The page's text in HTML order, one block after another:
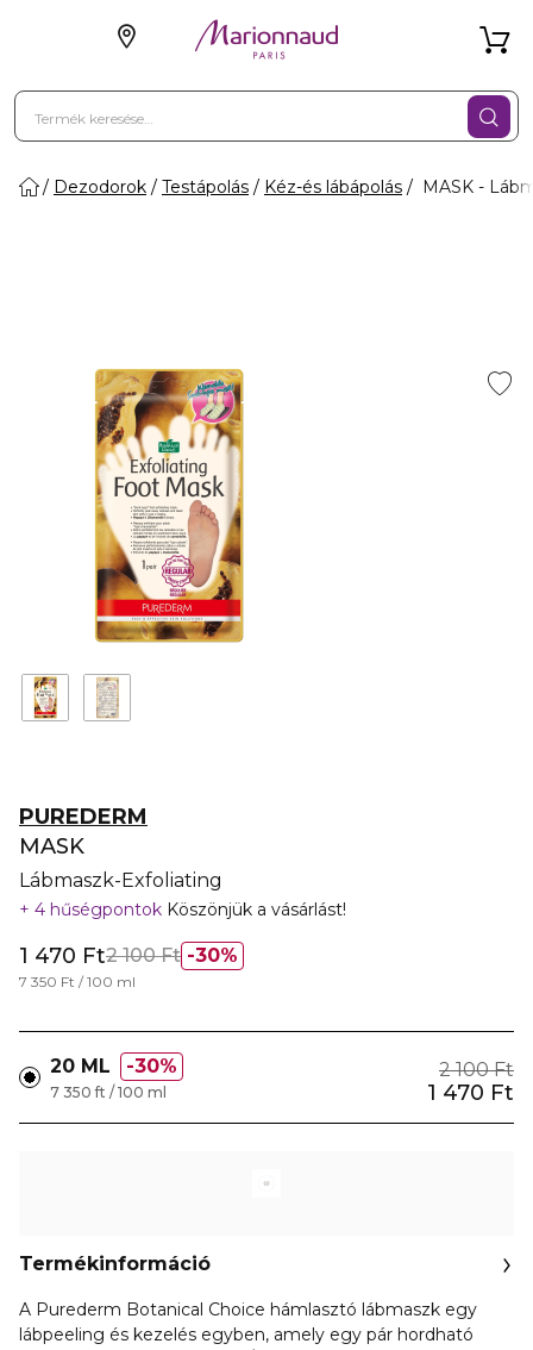
Dezodorok Testápolás Kéz-és lábápolás MASK -
PUREDERM
MASK
Lábmaszk-Exfoliating
4 hűségpontok Köszönjük a vásárlást!
30%
1 470 Ft2 100 Ft
7 350 Ft / 100 ml
20 ML 30% 2 100 Ft
1 470 Ft
7 350 ft / 100 ml
Termékinformáció
A Purederm Botanical Choice hámlasztó lábmaszk egy
lábpeeling és kezelés egyben, amely egy pár hordható